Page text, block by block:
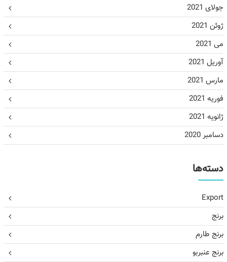
جولای 2021
ژوئن 2021
می 2021
آوریل 2021
مارس 2021
فوریه 2021
ژانویه 2021
دسامبر 2020
دسته‌ها
Export
برنج
برنج طارم
برنج عنبربو